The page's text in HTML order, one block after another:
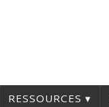
RESSOURCES